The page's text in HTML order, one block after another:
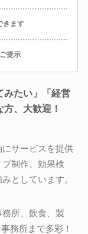
きます
提示
みたい」「経営
、大歓迎！
サービスを提供
制作、効果検
としています。
所、飲食、製
務所まで多彩！